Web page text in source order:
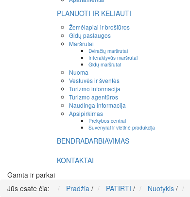
PLANUOTI IR KELIAUTI
Žemėlapiai ir brošiūros
Gidų paslaugos
Maršrutai
Dviračių maršrutai
Interaktyvūs maršrutai
Gidų maršrutai
Nuoma
Vestuvės ir šventės
Turizmo informacija
Turizmo agentūros
Naudinga informacija
Apsipirkimas
Prekybos centrai
Suvenyrai ir vietinė produkcija
BENDRADARBIAVIMAS
KONTAKTAI
Gamta ir parkai
Jūs esate čia:
Pradžia / PATIRTI / Nuotykis /